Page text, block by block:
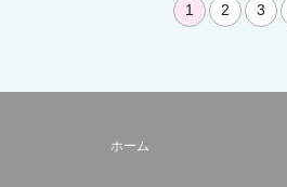
1 2 3
ホーム